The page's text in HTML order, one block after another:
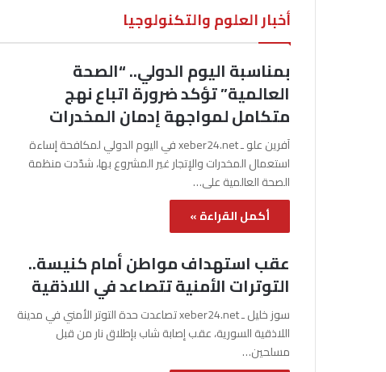
أخبار العلوم والتكنولوجيا
بمناسبة اليوم الدولي.. “الصحة
العالمية” تؤكد ضرورة اتباع نهج
متكامل لمواجهة إدمان المخدرات
آفرين علو ـ xeber24.net في اليوم الدولي لمكافحة إساءة
استعمال المخدرات والإتجار غير المشروع بها، شدّدت منظمة
الصحة العالمية على…
أكمل القراءة »
عقب استهداف مواطن أمام كنيسة..
التوترات الأمنية تتصاعد في اللاذقية
سوز خليل ـ xeber24.net تصاعدت حدة التوتر الأمني في مدينة
اللاذقية السورية، عقب إصابة شاب بإطلاق نار من قبل
مسلحين…